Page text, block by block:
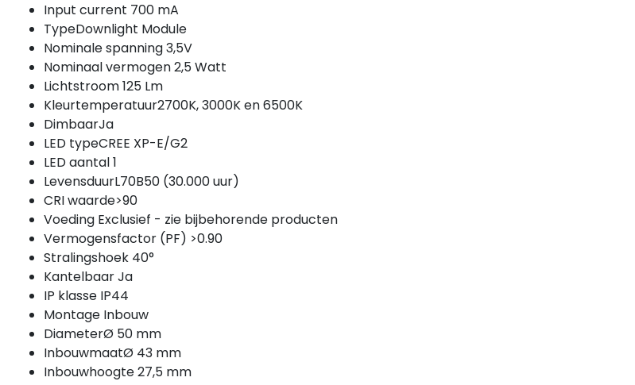
Input current 700 mA
TypeDownlight Module
Nominale spanning 3,5V
Nominaal vermogen 2,5 Watt
Lichtstroom 125 Lm
Kleurtemperatuur2700K, 3000K en 6500K
DimbaarJa
LED typeCREE XP-E/G2
LED aantal 1
LevensduurL70B50 (30.000 uur)
CRI waarde>90
Voeding Exclusief - zie bijbehorende producten
Vermogensfactor (PF) >0.90
Stralingshoek 40°
Kantelbaar Ja
IP klasse IP44
Montage Inbouw
DiameterØ 50 mm
InbouwmaatØ 43 mm
Inbouwhoogte 27,5 mm